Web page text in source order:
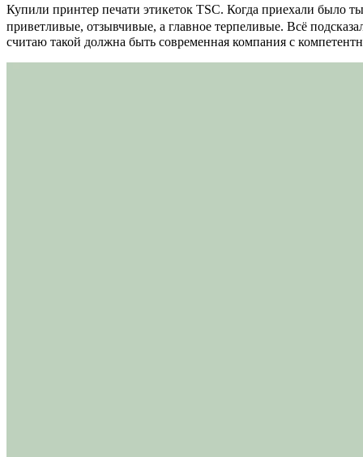
Купили принтер печати этикеток TSC. Когда приехали было
приветливые, отзывчивые, а главное терпеливые. Всё
считаю такой должна быть современная компания с